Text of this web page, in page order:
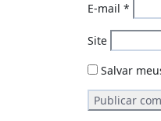
E-mail *
Site
Salvar